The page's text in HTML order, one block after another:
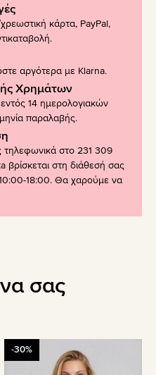
κάρτα, PayPal,
αργότερα με Klarna.
Χρημάτων
14 ημερολογιακών
παραλαβής.
τηλεφωνικά στο 231 309
στη διάθεσή σας
18:00. Θα χαρούμε να
σας
-30%
Αυτό
το